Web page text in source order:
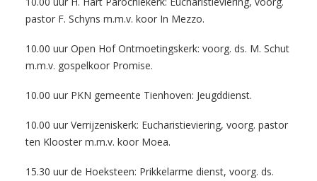
pastor F. Schyns m.m.v. koor In Mezzo.
10.00 uur Open Hof Ontmoetingskerk: voorg. ds. M. Schut
m.m.v. gospelkoor Promise.
10.00 uur PKN gemeente Tienhoven: Jeugddienst.
10.00 uur Verrijzeniskerk: Eucharistieviering, voorg. pastor
ten Klooster m.m.v. koor Moea.
15.30 uur de Hoeksteen: Prikkelarme dienst, voorg. ds.